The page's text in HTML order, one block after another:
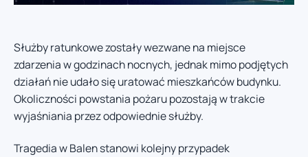
Służby ratunkowe zostały wezwane na miejsce
zdarzenia w godzinach nocnych, jednak mimo podjętych
działań nie udało się uratować mieszkańców budynku.
Okoliczności powstania pożaru pozostają w trakcie
wyjaśniania przez odpowiednie służby.
Tragedia w Balen stanowi kolejny przypadek